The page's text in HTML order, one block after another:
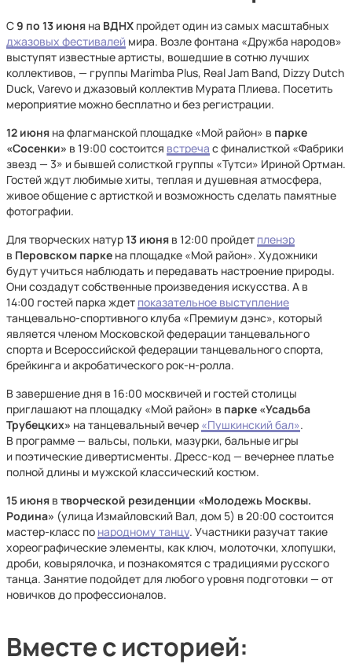
С9 по 13 июня на ВДНХ пройдет один из самых масштабных
джазовых фестивалей мира. Возле фонтана «Дружба народов»
выступят известные артисты, вошедшие в сотню лучших
коллективов, — группы Marimba Plus, Real Jam Band, Dizzy Dutch
Duck, Varevo и джазовый коллектив Мурата Плиева. Посетить
мероприятие можно бесплатно и без регистрации.
12 июня на флагманской площадке «Мой район» в парке
«Сосенки» в 19:00 состоится встреча с финалисткой «Фабрики
звезд — 3» и бывшей солисткой группы «Тутси» Ириной Ортман.
Гостей ждут любимые хиты, теплая и душевная атмосфера,
живое общение с артисткой и возможность сделать памятные
фотографии.
Для творческих натур13 июня в 12:00 пройдет пленэр
в Перовском парке на площадке «Мой район». Художники
будут учиться наблюдать и передавать настроение природы.
Они создадут собственные произведения искусства. А в
14:00 гостей парка ждет показательное выступление
танцевально-спортивного клуба «Премиум дэнс», который
является членом Московской федерации танцевального
спорта и Всероссийской федерации танцевального спорта,
брейкинга и акробатического рок-н-ролла.
В завершение дня в 16:00 москвичей и гостей столицы
приглашают на площадку «Мой район» в парке «Усадьба
Трубецких» на танцевальный вечер «Пушкинский бал».
В программе — вальсы, польки, мазурки, бальные игры
и поэтические дивертисменты. Дресс‑код — вечернее платье
полной длины и мужской классический костюм.
15 июня в творческой резиденции «Молодежь Москвы.
Родина» (улица Измайловский Вал, дом 5) в 20:00 состоится
мастер-класс по народному танцу. Участники разучат такие
хореографические элементы, как ключ, молоточки, хлопушки,
дроби, ковырялочка, и познакомятся с традициями русского
танца. Занятие подойдет для любого уровня подготовки — от
новичков до профессионалов.
Вместе с историей: